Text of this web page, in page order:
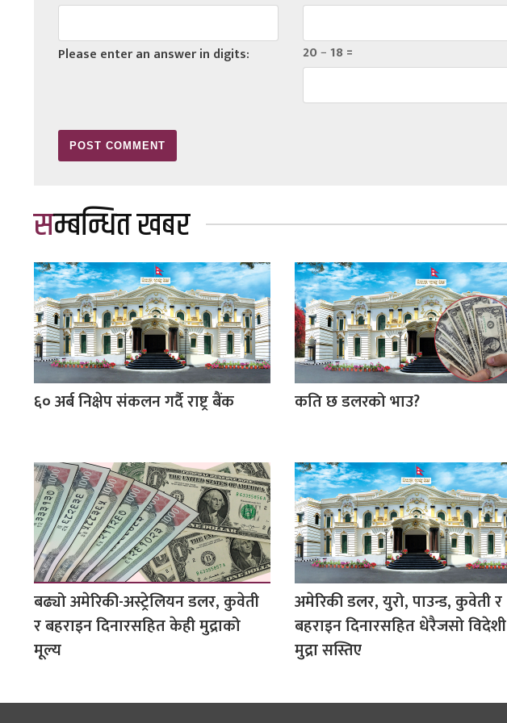
Please enter an answer in digits: 20 − 18 =
सम्बन्धित खबर
६० अर्ब निक्षेप संकलन गर्दै राष्ट्र बैंक कति छ डलरको भाउ?
बढ्यो अमेरिकी-अस्ट्रेलियन डलर, कुवेती
र बहराइन दिनारसहित केही मुद्राको
मूल्य
अमेरिकी डलर, युरो, पाउन्ड, कुवेती र
बहराइन दिनारसहित धेरैजसो विदेशी
मुद्रा सस्तिए